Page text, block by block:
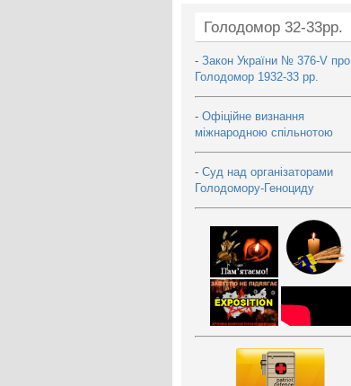
Голодомор 32-33рр.
- Закон України № 376-V про
Голодомор 1932-33 рр.
- Офіційне визнання
міжнародною спільнотою
- Суд над організаторами
Голодомору-Геноциду